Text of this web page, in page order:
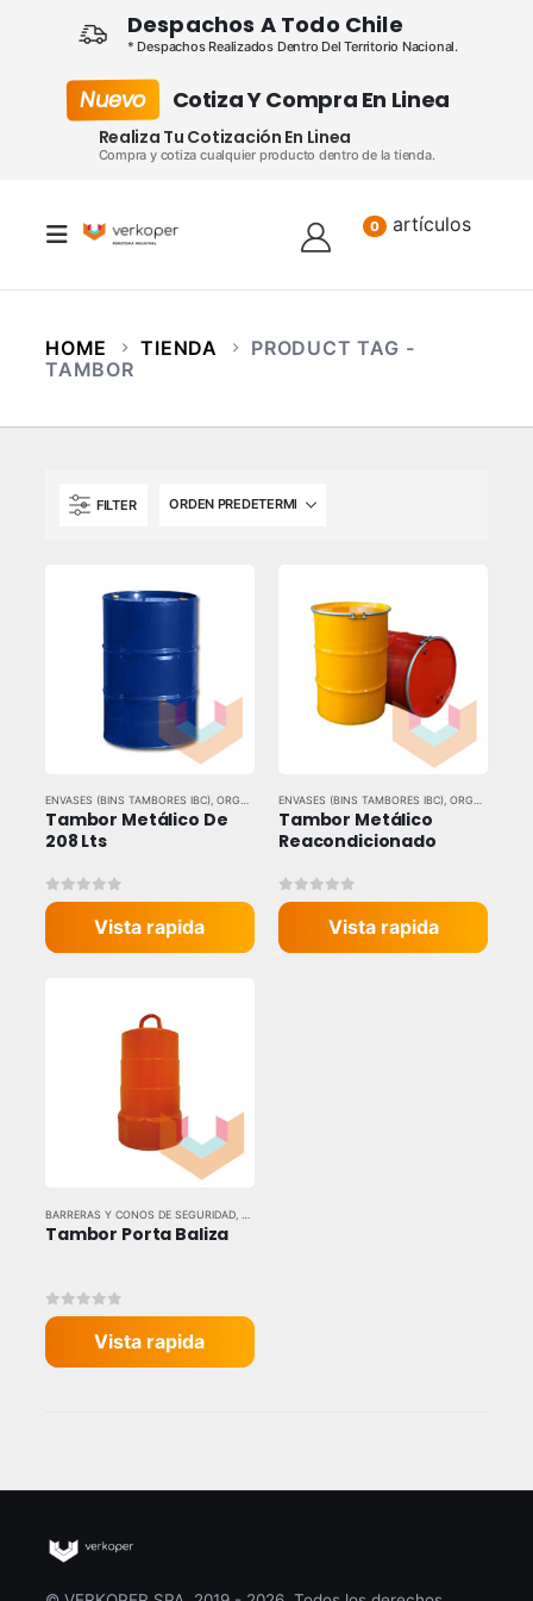
Despachos A Todo Chile
* Despachos Realizados Dentro Del Territorio Nacional.
Nuevo Cotiza Y Compra En Linea
Realiza Tu Cotización En Linea
Compra y cotiza cualquier producto dentro de la tienda.
0 artículos
HOME TIENDA
PRODUCT TAG -
TAMBOR
FILTER
ENVASES (BINS TAMBORES IBC), ORGANIZADORES ,TODAS LAS MARCAS
Tambor Metálico De
208 Lts
0out of 5
Vista rapida
ENVASES (BINS TAMBORES IBC) ORGANIZADORES
Tambor Metálico
Reacondicionado
0out of 5
Vista rapida
BARRERAS Y CONOS DE SEGURIDAD,
Tambor Porta Baliza
0out of 5
Vista rapida